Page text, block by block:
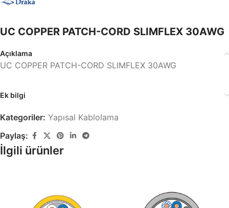
UC COPPER PATCH-CORD SLIMFLEX 30AWG
Açıklama
UC COPPER PATCH-CORD SLIMFLEX 30AWG
Ek bilgi
Kategoriler: Yapısal Kablolama
Paylaş:
İlgili ürünler